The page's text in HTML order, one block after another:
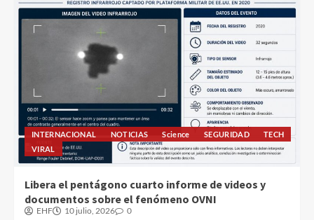
INTERNACIONAL NOTICIAS Science SEGURIDAD
TECH
VIRAL
Libera el pentágono cuarto informe de videos y
documentos sobre el fenómeno OVNI
EHF 10 julio, 2026 0